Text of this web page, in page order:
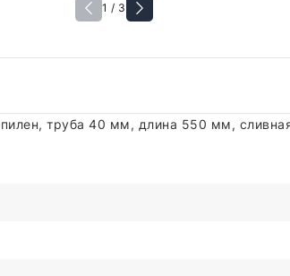
1 / 3
труба 40 мм, длина 550 мм,